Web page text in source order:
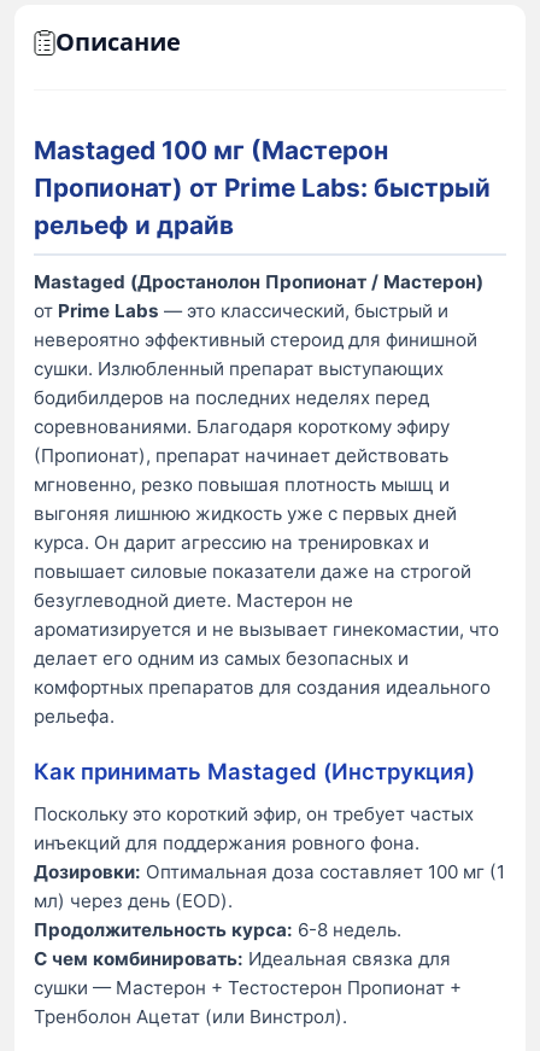
Описание
Mastaged 100 мг (Мастерон
Пропионат) от Prime Labs: быстрый
рельеф и драйв
Mastaged (Дростанолон Пропионат / Мастерон)
от Prime Labs — это классический, быстрый и
невероятно эффективный стероид для финишной
сушки. Излюбленный препарат выступающих
бодибилдеров на последних неделях перед
соревнованиями. Благодаря короткому эфиру
(Пропионат), препарат начинает действовать
мгновенно, резко повышая плотность мышц и
выгоняя лишнюю жидкость уже с первых дней
курса. Он дарит агрессию на тренировках и
повышает силовые показатели даже на строгой
безуглеводной диете. Мастерон не
ароматизируется и не вызывает гинекомастии, что
делает его одним из самых безопасных и
комфортных препаратов для создания идеального
рельефа.
Как принимать Mastaged (Инструкция)
Поскольку это короткий эфир, он требует частых
инъекций для поддержания ровного фона.
Дозировки: Оптимальная доза составляет 100 мг (1
мл) через день (EOD).
Продолжительность курса: 6-8 недель.
С чем комбинировать: Идеальная связка для
сушки — Мастерон + Тестостерон Пропионат +
Тренболон Ацетат (или Винстрол).